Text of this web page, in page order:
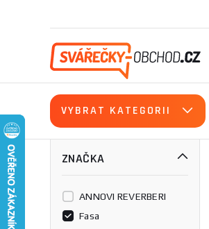
VYBRAT KATEGORII
ZNAČKA
ANNOVI REVERBERI
Fasa